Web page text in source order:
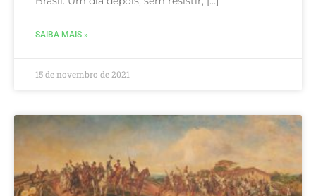
SAIBA MAIS »
15 de novembro de 2021